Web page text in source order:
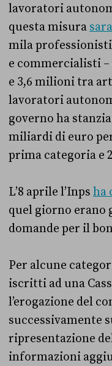
lavoratori
questa misura
mila professionisti
e commercialisti
e 3,6 milioni tra
lavoratori
governo ha
miliardi di euro
prima categoria e
L’8 aprile l’Inps ha
quel giorno erano
domande per il
Per alcune
iscritti ad una
l’erogazione del
successivamente
ripresentazione
informazioni